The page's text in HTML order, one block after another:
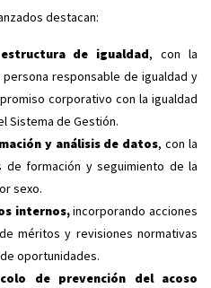
destacan:
de igualdad, con la
responsable de igualdad y
corporativo con la igualdad
Sistema de Gestión.
y análisis de datos, con la
de formación y seguimiento de la
sexo.
internos,incorporando acciones
méritos y revisiones normativas
oportunidades.
de prevención del acoso